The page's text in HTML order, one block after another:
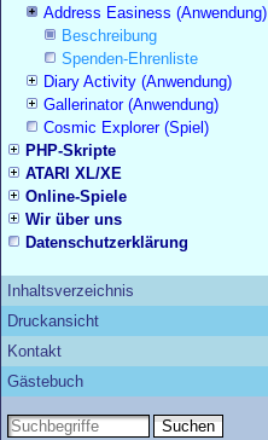
Address Easiness (Anwendung)
Beschreibung
Spenden-Ehrenliste
Diary Activity (Anwendung)
Gallerinator (Anwendung)
Cosmic Explorer (Spiel)
PHP-Skripte
ATARI XL/XE
Online-Spiele
Wir über uns
Datenschutzerklärung
Inhaltsverzeichnis
Druckansicht
Kontakt
Gästebuch